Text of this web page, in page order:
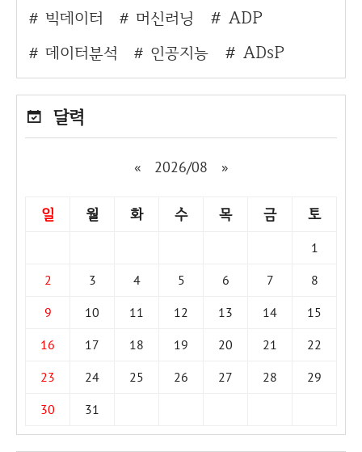
빅데이터
머신러닝 ADP
데이터분석 인공지능 ADsP
달력
« 2026/08 »
일 월 화 수 목 금 토
1
2
3 4 5 6 7
8
9
10 11 12 13 14
15
16
17 18 19 20 21
22
23
24 25 26 27 28
29
30
31